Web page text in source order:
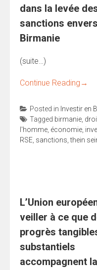
dans la levée
sanctions
Birmanie
(suite…)
Continue Reading →
Posted in Investir en
Tagged birmanie
l'homme économie
RSE sanctions ,thein
L’Union
veiller à ce que
progrès
substantiels
accompagnent la